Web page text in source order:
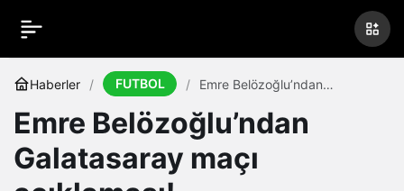
Haberler FUTBOL
Emre Belözoğlu’ndan
Emre Belözoğlu’ndan
Galatasaray maçı